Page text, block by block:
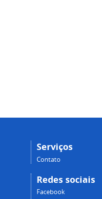
Serviços
Contato
Redes sociais
Facebook